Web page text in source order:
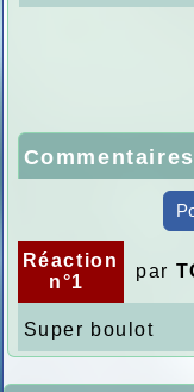
Commentaires
Réaction
n°1
par
Super boulot